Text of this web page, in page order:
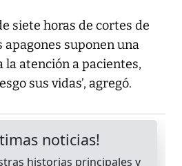
siete horas de cortes de
apagones suponen una
la atención a pacientes,
sus vidas’, agregó.